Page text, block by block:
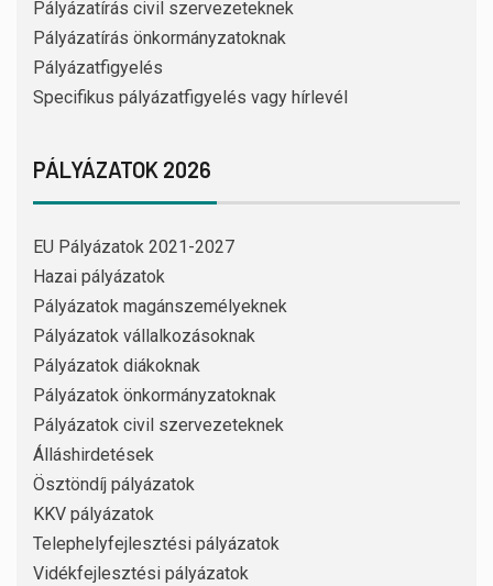
Pályázatírás civil szervezeteknek
Pályázatírás önkormányzatoknak
Pályázatfigyelés
Specifikus pályázatfigyelés vagy hírlevél
PÁLYÁZATOK 2026
EU Pályázatok 2021-2027
Hazai pályázatok
Pályázatok magánszemélyeknek
Pályázatok vállalkozásoknak
Pályázatok diákoknak
Pályázatok önkormányzatoknak
Pályázatok civil szervezeteknek
Álláshirdetések
Ösztöndíj pályázatok
KKV pályázatok
Telephelyfejlesztési pályázatok
Vidékfejlesztési pályázatok